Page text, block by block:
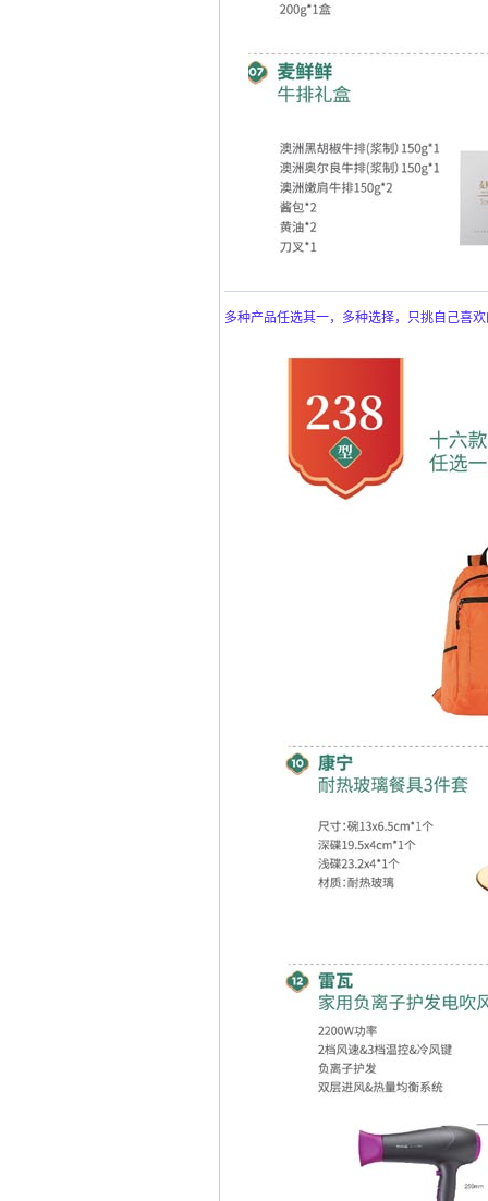
多种产品任选其一，多种选择，只挑自己喜